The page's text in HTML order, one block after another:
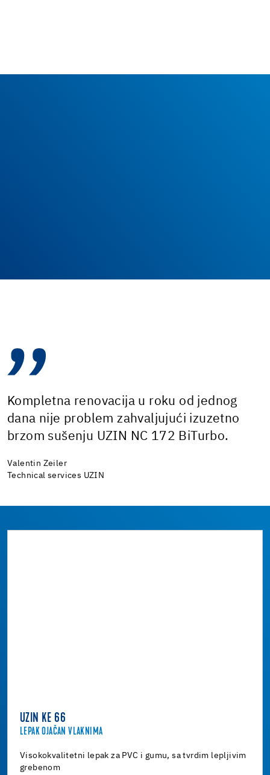
Kompletna renovacija u roku od jednog
dana nije problem zahvaljujući izuzetno
brzom sušenju UZIN NC 172 BiTurbo.
Valentin Zeiler
Technical services UZIN
UZIN KE 66
LEPAK OJAČAN VLAKNIMA
Visokokvalitetni lepak za PVC i gumu, sa tvrdim lepljivim
grebenom